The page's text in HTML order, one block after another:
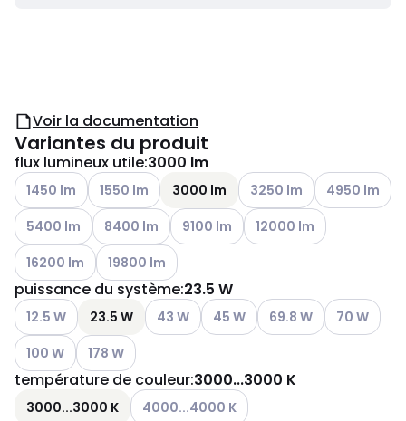
Voir la documentation
Variantes du produit
flux lumineux utile:3000 lm
Voir les options disponibles
1450 lm Voir les options disponibles
1550 lm 3000 lm Voir les options disponibles
3250 lm Voir les
4950 lm
Voir les options disponibles
5400 lm Voir les options disponibles
8400 lm Voir les options disponibles
9100 lm Voir les options
12000 lm
Voir les options disponibles
16200 lm Voir les options disponibles
19800 lm
puissance du système:23.5 W
Voir les options disponibles
12.5 W 23.5 W Voir les options disponibles
43 W Voir les options disponibles
45 W Voir les options
69.8 W Voir les
70 W
Voir les options disponibles
100 W Voir les options disponibles
178 W
température de couleur:3000...3000 K
3000...3000 K Voir les options disponibles
4000...4000 K